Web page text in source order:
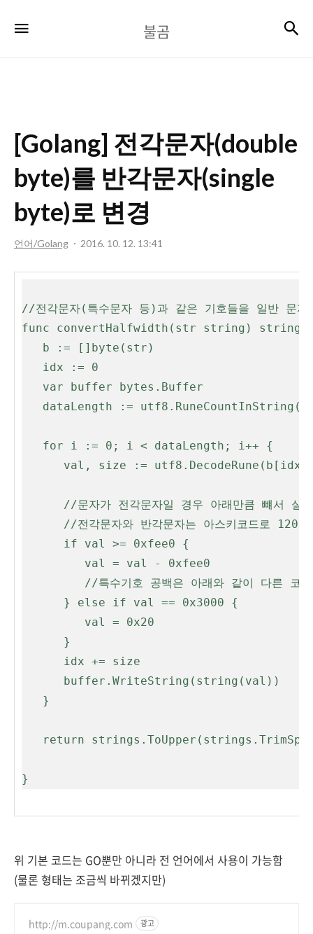
곰
불곰
[Golang] 전각문자(double
byte)를 반각문자(single
byte)로 변경
언어/Golang 2016. 10. 12. 13:41
//전각문자(특수문자 등)과 같은 기호들을 일반 문자
func convertHalfwidth(str string) string
   b := []byte(str)
   idx := 0
   var buffer bytes.Buffer
dataLength :=
   for i := 0; i < dataLength; i++ {
val, size :=
      //문자가 전각문자일 경우 아래만큼 뺴서 실행
//전각문자와 반각문자는 아스키코드로
      if val >= 0xfee0 {
         val = val - 0xfee0
//특수기호 공백은 아래와 같이 다른
      } else if val == 0x3000 {
         val = 0x20
      }
      idx += size
      buffer.WriteString(string(val))
   }
return
}
위 기본 코드는 GO뿐만 아니라 전 언어에서 사용이 가능함
(물론 형태는 조금씩 바뀌겠지만)
http://m.coupang.com 광고